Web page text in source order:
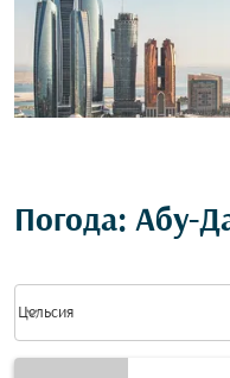
Погода: Абу-
Цельсия
keyboard_arrow_down